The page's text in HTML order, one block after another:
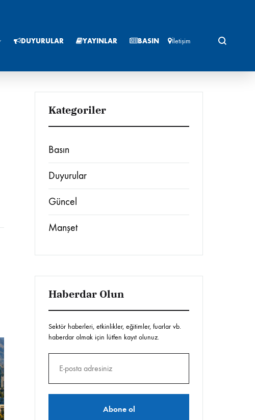
DUYURULAR YAYINLAR BASIN İletişim Ara
İhracat Rehberi
Kategoriler
Basın
Duyurular
Güncel
Manşet
Haberdar Olun
Sektör haberleri, etkinlikler, eğitimler, fuarlar vb.
haberdar olmak için lütfen kayıt olunuz.